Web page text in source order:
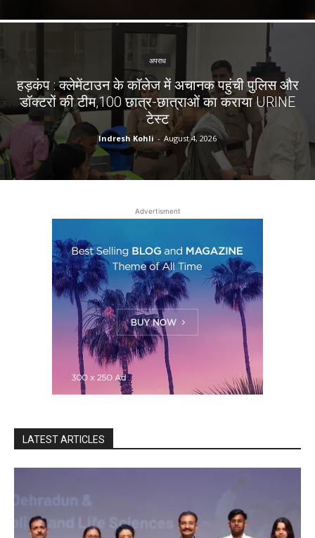
अपराध
हड़कंप : क्लेमेंटाउन के कॉलेज में अचानक पहुंची पुलिस और
डॉक्टरों की टीम,100 छात्र-छात्राओं का कराया URINE
टेस्ट
Indresh Kohli - August 4, 2026
Advertisment
LATEST ARTICLES